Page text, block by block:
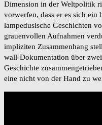
Dimension in der Weltpolitik
vorwerfen, dass er es sich ein
lampedusische Geschichten
grauenvollen Aufnahmen
impliziten Zusammenhang
wall-Dokumentation über
Geschichte
eine nicht von der Hand zu